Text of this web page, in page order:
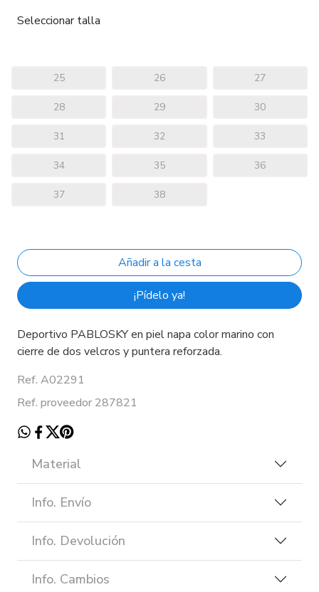
Seleccionar talla
25 26 27
28 29 30
31 32 33
34 35 36
37 38
¡Pídelo ya!
Deportivo PABLOSKY en piel napa color marino con
cierre de dos velcros y puntera reforzada.
Ref. A02291
Ref. proveedor 287821
Material
Info. Envío
Info. Devolución
Info. Cambios